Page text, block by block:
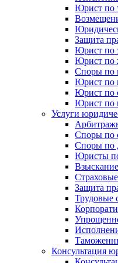
Юрист по
Защита
Юрист по
Юрист по
Споры по
Юрист по
Юрист по
Юрист по
Услуги
Споры по
Споры по
Юристы
Защита
Трудовые
Консультация